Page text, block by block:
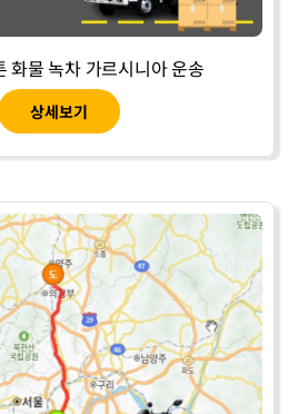
화물 녹차 가르시니아 운송
상세보기